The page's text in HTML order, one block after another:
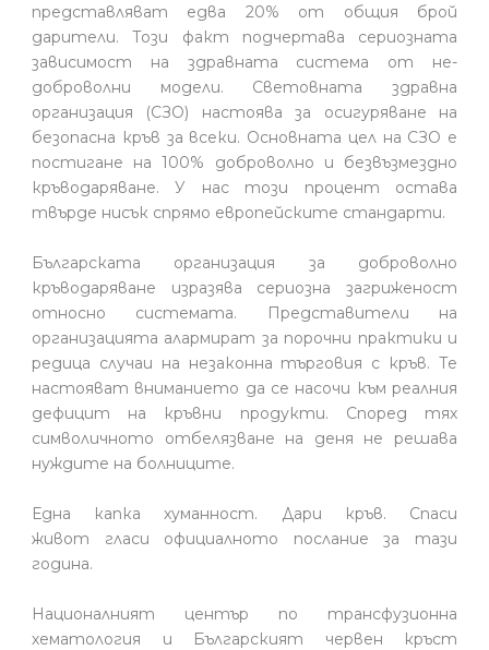
представляват едва 20% от общия брой
дарители. Този факт подчертава сериозната
зависимост на здравната система от не-
доброволни модели. Световната здравна
организация (СЗО) настоява за осигуряване на
безопасна кръв за всеки. Основната цел на СЗО е
постигане на 100% доброволно и безвъзмездно
кръводаряване. У нас този процент остава
твърде нисък спрямо европейските стандарти.
Българската организация за доброволно
кръводаряване изразява сериозна загриженост
относно системата. Представители на
организацията алармират за порочни практики и
редица случаи на незаконна търговия с кръв. Те
настояват вниманието да се насочи към реалния
дефицит на кръвни продукти. Според тях
символичното отбелязване на деня не решава
нуждите на болниците.
Една капка хуманност. Дари кръв. Спаси
живот гласи официалното послание за тази
година.
Националният център по трансфузионна
хематология и Българският червен кръст